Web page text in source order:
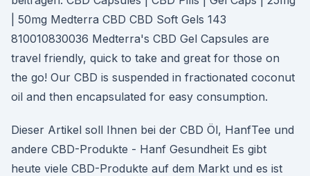
| 50mg Medterra CBD CBD Soft Gels 143
810010830036 Medterra's CBD Gel Capsules are
travel friendly, quick to take and great for those on
the go! Our CBD is suspended in fractionated coconut
oil and then encapsulated for easy consumption.
Dieser Artikel soll Ihnen bei der CBD Öl, HanfTee und
andere CBD-Produkte - Hanf Gesundheit Es gibt
heute viele CBD-Produkte auf dem Markt und es ist